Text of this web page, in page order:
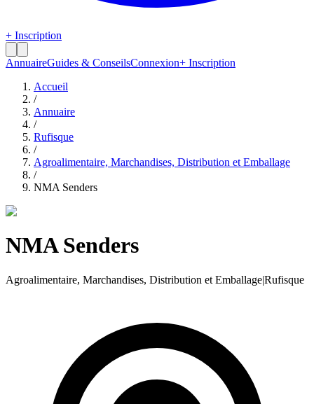
+ Inscription
AnnuaireGuides & ConseilsConnexion+ Inscription
Accueil
/
Annuaire
/
Rufisque
/
Agroalimentaire, Marchandises, Distribution et Emballage
/
NMA Senders
NMA Senders
Agroalimentaire, Marchandises, Distribution et Emballage|Rufisque